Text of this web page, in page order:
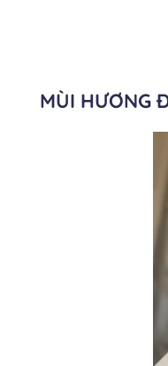
MÙI HƯƠNG